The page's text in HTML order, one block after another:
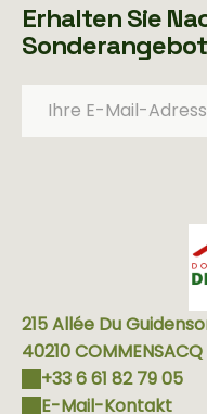
Erhalten Sie
215 Allée Du
40210
+33 6 61 82 79 05
E-Mail-Kontakt